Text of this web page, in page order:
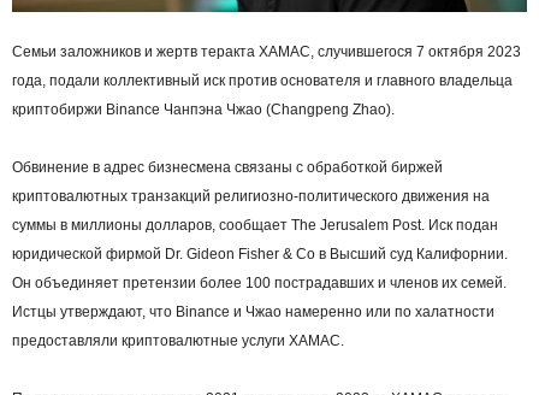
Семьи заложников и жертв теракта ХАМАС, случившегося 7 октября 2023
года, подали коллективный иск против основателя и главного владельца
криптобиржи Binance Чанпэна Чжао (Changpeng Zhao).
Обвинение в адрес бизнесмена связаны с обработкой биржей
криптовалютных транзакций религиозно-политического движения на
суммы в миллионы долларов, сообщает The Jerusalem Post. Иск подан
юридической фирмой Dr. Gideon Fisher & Co в Высший суд Калифорнии.
Он объединяет претензии более 100 пострадавших и членов их семей.
Истцы утверждают, что Binance и Чжао намеренно или по халатности
предоставляли криптовалютные услуги ХАМАС.